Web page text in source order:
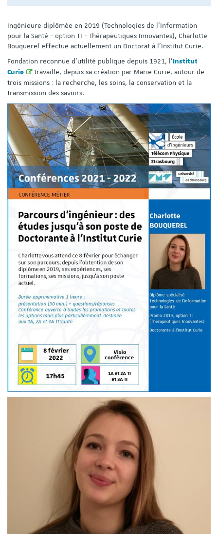
Ingénieure diplômée en 2019 (Technologies de l'Information
pour la Santé - option TI - Thérapeutiques Innovantes), Charlotte
Bouquerel effectue actuellement un Doctorat à l'Institut Curie.
Fondation reconnue d'utilité publique depuis 1921, l’Institut
Curie
travaille, depuis sa création par Marie Curie, autour de
trois missions : la recherche, les soins, la conservation et la
transmission des savoirs.